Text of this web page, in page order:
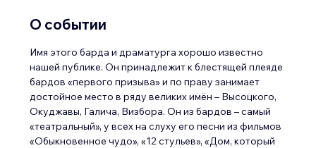
О событии
Имя этого барда и драматурга хорошо известно
нашей публике. Он принадлежит к блестящей плеяде
бардов «первого призыва» и по праву занимает
достойное место в ряду великих имён – Высоцкого,
Окуджавы, Галича, Визбора. Он из бардов – самый
«театральный», у всех на слуху его песни из фильмов
«Обыкновенное чудо», «12 стульев», «Дом, который